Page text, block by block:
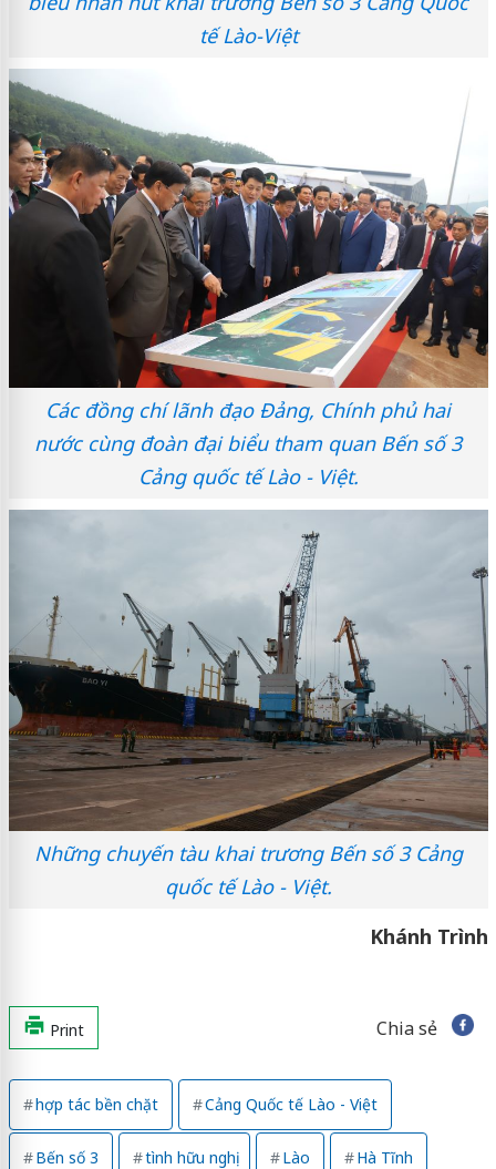
tế Lào-Việt
Các đồng chí lãnh đạo Đảng, Chính phủ hai
nước cùng đoàn đại biểu tham quan Bến số 3
Cảng quốc tế Lào - Việt.
Những chuyến tàu khai trương Bến số 3 Cảng
quốc tế Lào - Việt.
Khánh Trình
Print Chia sẻ
hợp tác bền chặt Cảng Quốc tế Lào - Việt
Bến số 3 tình hữu nghị Lào Hà Tĩnh